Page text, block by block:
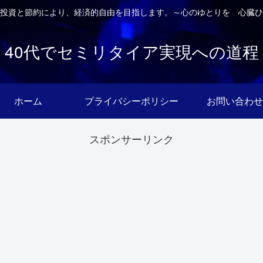
資と節約により、経済的自由を目指します。～心のゆとりを 心臓
40代でセミリタイア実現への道程
ホーム プライバシーポリシー お問い合わせ
スポンサーリンク